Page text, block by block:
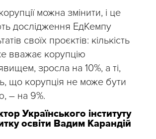
можна змінити, і це
дослідження ЕдКемпу
своїх проєктів: кількість
вважає корупцію
зросла на 10%, а ті,
що корупція не може бути
– на 9%.
Українського інституту
освіти Вадим Карандій